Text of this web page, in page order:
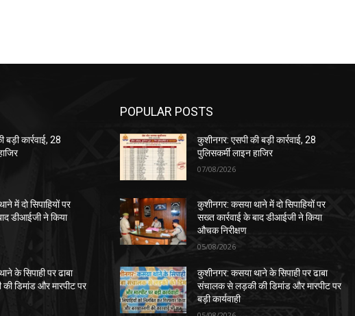
कार्रवाई, 28
में दो सिपाहियों पर
डीआईजी ने किया
के सिपाही पर ढाबा
डिमांड और मारपीट पर
POPULAR POSTS
कुशीनगर: एसपी की बड़ी कार्रवाई, 28
पुलिसकर्मी लाइन हाजिर
07/08/2026
कुशीनगर: कसया थाने में दो सिपाहियों पर
सख्त कार्रवाई के बाद डीआईजी ने किया
औचक निरीक्षण
05/08/2026
कुशीनगर: कसया थाने के सिपाही पर ढाबा
संचालक से लड़की की डिमांड और मारपीट पर
बड़ी कार्यवाही